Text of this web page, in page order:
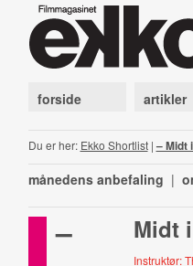
forside artikler
Du er her: Ekko Shortlist| – Midt
månedens anbefaling |
– Midt
Instruktør: